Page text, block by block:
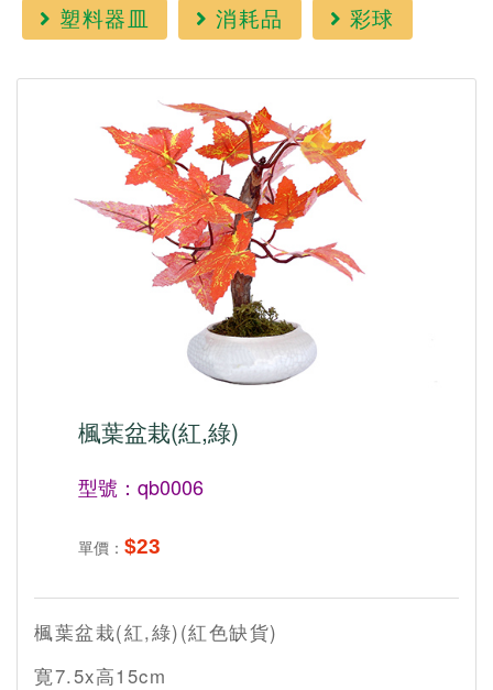
塑料器皿
消耗品 彩球
楓葉盆栽(紅,綠)
型號：qb0006
單價： $23
楓葉盆栽(紅,綠)(紅色缺貨)
寛7.5x高15cm